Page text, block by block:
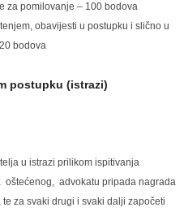
za pomilovanje – 100 bodova
obavijesti u postupku i slično u
bodova
postupku (istrazi)
u istrazi prilikom ispitivanja
oštećenog, advokatu pripada nagrada
za svaki drugi i svaki dalji započeti